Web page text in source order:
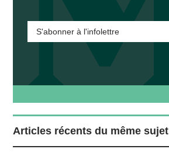
S'abonner à l'infolettre
Articles récents du même sujet